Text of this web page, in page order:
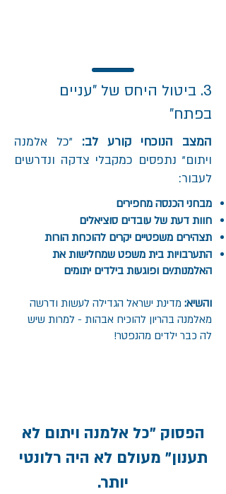
3. ביטול היחס של "עניים
בפתח"
המצב הנוכחי קורע לב: "כל אלמנה
ויתום" נתפסים כמקבלי צדקה ונדרשים
לעבור:
מבחני הכנסה מחפירים
חוות דעת של עובדים סוציאלים
תצהירים משפטיים יקרים להוכחת הורות
התערבויות בית משפט שמחלישות את
האלמנות/ים ופוגעות בילדים יתומים
והשיא: מדינת ישראל הגדילה לעשות ודרשה
מאלמנה בהריון להוכיח אבהות - למרות שיש
לה כבר ילדים מהנפטר!
הפסוק "כל אלמנה ויתום לא
תענון" מעולם לא היה רלונטי
יותר.